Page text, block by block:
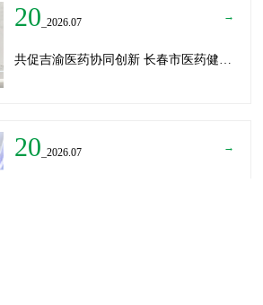
20 _2026.07 →
共促吉渝医药协同创新 长春市医药健康局与威斯腾生物走访重庆两江生命科技城
20 _2026.07 →